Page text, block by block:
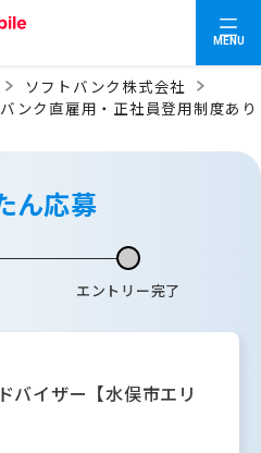
MENU
ソフトバンク株式会社
ンク直雇用・正社員登用制度あり
ん応募
エントリー完了
バイザー【水俣市エリ